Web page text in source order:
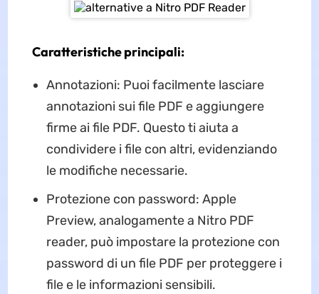
Caratteristiche principali:
Annotazioni: Puoi facilmente lasciare
annotazioni sui file PDF e aggiungere
firme ai file PDF. Questo ti aiuta a
condividere i file con altri, evidenziando
le modifiche necessarie.
Protezione con password: Apple
Preview, analogamente a Nitro PDF
reader, può impostare la protezione con
password di un file PDF per proteggere i
file e le informazioni sensibili.